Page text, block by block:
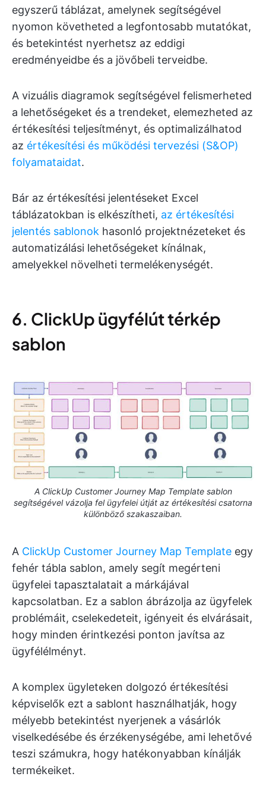
egyszerű táblázat, amelynek segítségével
nyomon követheted a legfontosabb mutatókat,
és betekintést nyerhetsz az eddigi
eredményeidbe és a jövőbeli terveidbe.
A vizuális diagramok segítségével felismerheted
a lehetőségeket és a trendeket, elemezheted az
értékesítési teljesítményt, és optimalizálhatod
az értékesítési és működési tervezési (S&OP)
folyamataidat.
Bár az értékesítési jelentéseket Excel
táblázatokban is elkészítheti, az értékesítési
jelentés sablonok hasonló projektnézeteket és
automatizálási lehetőségeket kínálnak,
amelyekkel növelheti termelékenységét.
6. ClickUp ügyfélút térkép
sablon
A ClickUp Customer Journey Map Template sablon
segítségével vázolja fel ügyfelei útját az értékesítési csatorna
különböző szakaszaiban.
A ClickUp Customer Journey Map Template egy
fehér tábla sablon, amely segít megérteni
ügyfelei tapasztalatait a márkájával
kapcsolatban. Ez a sablon ábrázolja az ügyfelek
problémáit, cselekedeteit, igényeit és elvárásait,
hogy minden érintkezési ponton javítsa az
ügyfélélményt.
A komplex ügyleteken dolgozó értékesítési
képviselők ezt a sablont használhatják, hogy
mélyebb betekintést nyerjenek a vásárlók
viselkedésébe és érzékenységébe, ami lehetővé
teszi számukra, hogy hatékonyabban kínálják
termékeiket.